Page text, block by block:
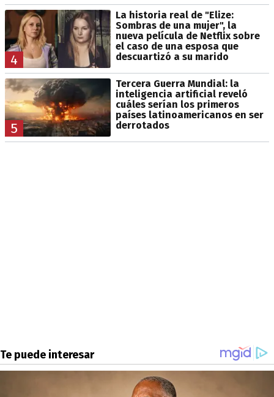
4
La historia real de "Elize:
Sombras de una mujer", la
nueva película de Netflix sobre
el caso de una esposa que
descuartizó a su marido
5
Tercera Guerra Mundial: la
inteligencia artificial reveló
cuáles serían los primeros
países latinoamericanos en ser
derrotados